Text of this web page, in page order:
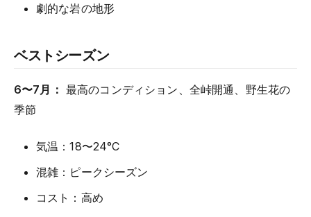
劇的な岩の地形
ベストシーズン
6〜7月： 最高のコンディション、全峠開通、野生花の
季節
気温：18〜24°C
混雑：ピークシーズン
コスト：高め